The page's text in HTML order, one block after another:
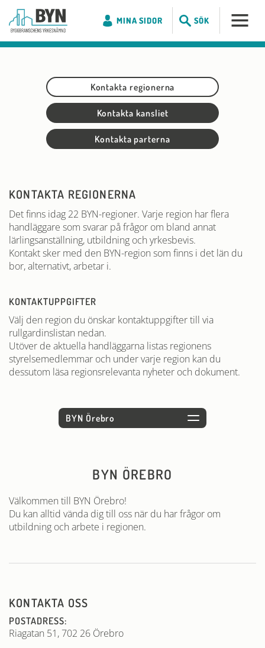
MINA SIDOR SÖK
Kontakta regionerna
Kontakta kansliet
Kontakta parterna
KONTAKTA REGIONERNA
Det finns idag 22 BYN-regioner. Varje region har flera
handläggare som svarar på frågor om bland annat
lärlingsanställning, utbildning och yrkesbevis.
Kontakt sker med den BYN-region som finns i det län du
bor, alternativt, arbetar i.
KONTAKTUPPGIFTER
Välj den region du önskar kontaktuppgifter till via
rullgardinslistan nedan.
Utöver de aktuella handläggarna listas regionens
styrelsemedlemmar och under varje region kan du
dessutom läsa regionsrelevanta nyheter och dokument.
BYN ÖREBRO
Välkommen till BYN Örebro!
Du kan alltid vända dig till oss när du har frågor om
utbildning och arbete i regionen.
KONTAKTA OSS
POSTADRESS:
Riagatan 51, 702 26 Örebro